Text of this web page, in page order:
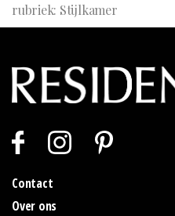
rubriek: Stijlkamer
Contact
Over ons